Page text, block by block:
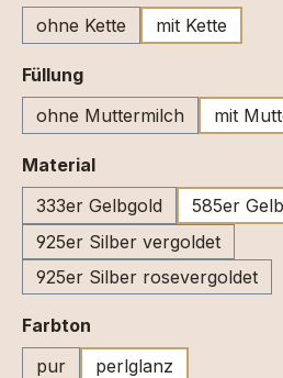
ohne Kette
mit Kette
Füllungauswählen
ohne Muttermilch
mit
Materialauswählen
333er Gelbgold
585er
925er Silber vergoldet
925er Silber rosevergoldet
Farbton
pur
perlglanz